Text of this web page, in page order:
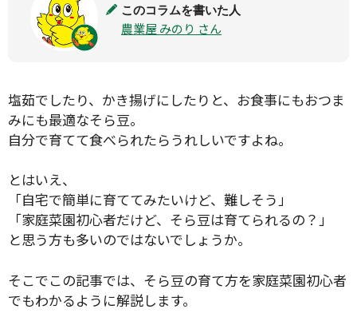
このコラムを書いた人
農業屋 みのり さん
塩茹でしたり、かき揚げにしたりと、お食事にもおつま
みにも最適なそら豆。
自分で育てて食べられたらうれしいですよね。
とはいえ、
「自宅で簡単に育ててみたいけど、難しそう」
「家庭菜園初心者だけど、そら豆は育てられるの？」
と思う方も多いのではないでしょうか。
そこでこの記事では、そら豆の育て方を家庭菜園初心者
でもわかるように解説します。